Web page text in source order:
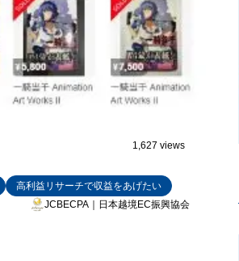
1,627 views
高利益リサーチで収益をあげたい
JCBECPA｜日本越境EC振興協会